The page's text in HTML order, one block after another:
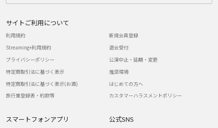
サイトご利用について
利用規約
Streaming+利用規約
プライバシーポリシー
特定商取引法に基づく表示
特定商取引法に基づく表示(お酒)
旅行業登録表・約款等
新規会員登録
退会受付
公演中止・延期・変更
推奨環境
はじめての方へ
カスタマーハラスメントポリシー
スマートフォンアプリ 公式SNS